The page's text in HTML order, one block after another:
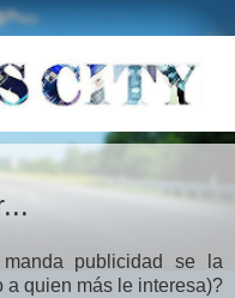
publicidad se la
a quien más le interesa)?